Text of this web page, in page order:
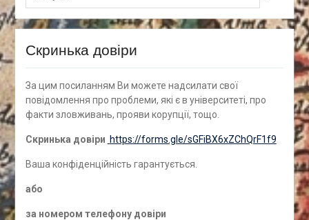
Скринька довіри
За цим посиланням Ви можете надсилати свої
повідомлення про проблеми, які є в університеті, про
факти зловживань, прояви корупції, тощо.
Скринька довіри https://forms.gle/sGFiBX6xZChQrF1f9
Ваша конфіденційність гарантується.
або
за номером телефону довіри